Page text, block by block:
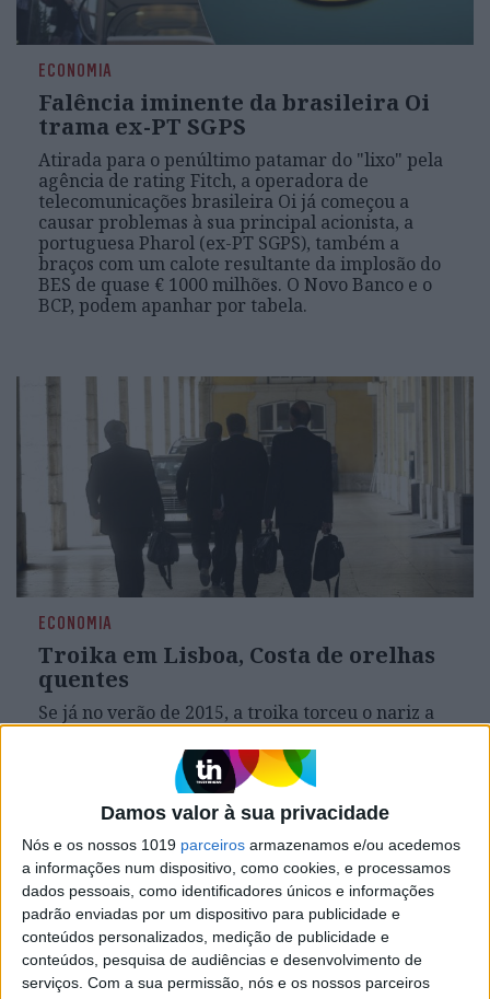
Damos valor à sua privacidade
Nós e os nossos 1019 parceiros armazenamos e/ou acedemos
a informações num dispositivo, como cookies, e processamos
dados pessoais, como identificadores únicos e informações
padrão enviadas por um dispositivo para publicidade e
conteúdos personalizados, medição de publicidade e
conteúdos, pesquisa de audiências e desenvolvimento de
serviços. Com a sua permissão, nós e os nossos parceiros
ECONOMIA
Falência iminente da brasileira Oi
trama ex-PT SGPS
Atirada para o penúltimo patamar do "lixo" pela
agência de rating Fitch, a operadora de
telecomunicações brasileira Oi já começou a
causar problemas à sua principal acionista, a
portuguesa Pharol (ex-PT SGPS), também a
braços com um calote resultante da implosão do
BES de quase € 1000 milhões. O Novo Banco e o
BCP, podem apanhar por tabela.
ECONOMIA
Troika em Lisboa, Costa de orelhas
quentes
Se já no verão de 2015, a troika torceu o nariz a
medidas de Passos Coelho a insinuar um alívio da
austeridade, o que dirão os técnicos acabados de
chegar a Lisboa do “esboço” orçamental de
António Costa e Mário Centeno? Será que, à
semelhança da agência de rating Fitch, o acharão
“demasiado otimista”?